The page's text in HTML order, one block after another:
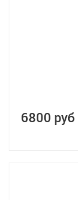
6800 руб